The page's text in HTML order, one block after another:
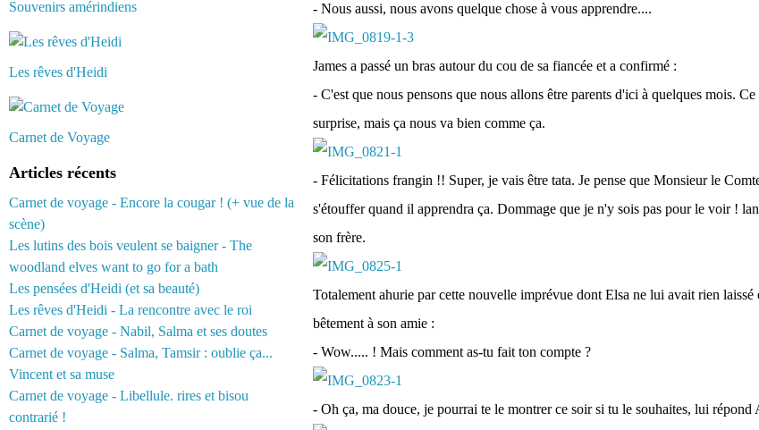
Souvenirs amérindiens
Les rêves d'Heidi
Carnet de Voyage
Articles récents
Carnet de voyage - Encore la cougar ! (+ vue de la
scène)
Les lutins des bois veulent se baigner - The
woodland elves want to go for a bath
Les pensées d'Heidi (et sa beauté)
Les rêves d'Heidi - La rencontre avec le roi
Carnet de voyage - Nabil, Salma et ses doutes
Carnet de voyage - Salma, Tamsir : oublie ça...
Vincent et sa muse
Carnet de voyage - Libellule. rires et bisou
contrarié !
- Nous aussi, nous avons quelque chose à vous apprendre....
James a passé un bras autour du cou de sa fiancée et a confirmé :
- C'est que nous pensons que nous allons être parents d'ici à quelques mois.
surprise, mais ça nous va bien comme ça.
- Félicitations frangin !! Super, je vais être tata. Je pense que Monsieur le
s'étouffer quand il apprendra ça. Dommage que je n'y sois pas pour le voir !
son frère.
Totalement ahurie par cette nouvelle imprévue dont Elsa ne lui avait rien laissé
bêtement à son amie :
- Wow..... ! Mais comment as-tu fait ton compte ?
- Oh ça, ma douce, je pourrai te le montrer ce soir si tu le souhaites, lui